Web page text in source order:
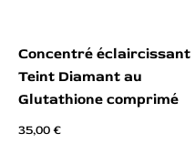
Concentré éclaircissant
Teint Diamant au
Glutathione comprimé
35,00€